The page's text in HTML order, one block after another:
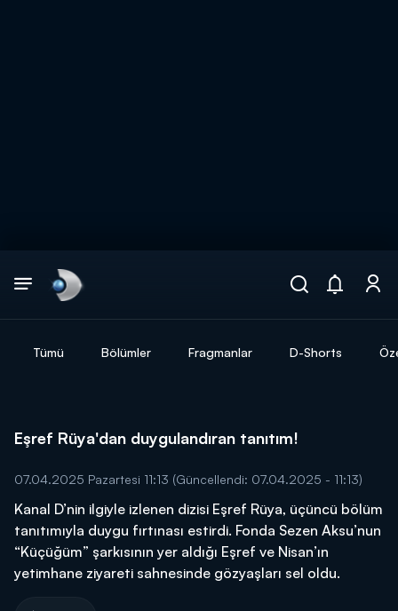
Tümü Bölümler Fragmanlar D-Shorts
Eşref Rüya'dan duygulandıran tanıtım!
07.04.2025 Pazartesi 11:13 (Güncellendi: 07.04.2025 - 11:13)
Kanal D’nin ilgiyle izlenen dizisi Eşref Rüya, üçüncü bölüm
tanıtımıyla duygu fırtınası estirdi. Fonda Sezen Aksu’nun
“Küçüğüm” şarkısının yer aldığı Eşref ve Nisan’ın
yetimhane ziyareti sahnesinde gözyaşları sel oldu.